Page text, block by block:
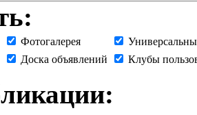
Фотогалерея
Доска объявлений Клубы